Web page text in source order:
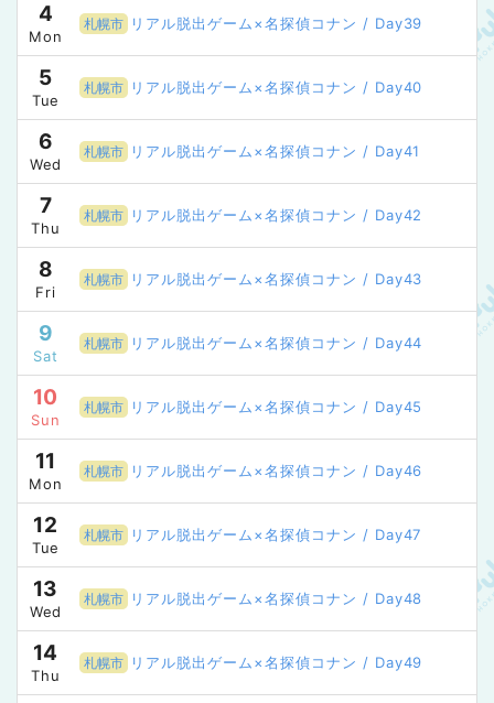
4
Mon
札幌市 リアル脱出ゲーム×名探偵コナン / Day39
5
Tue
札幌市 リアル脱出ゲーム×名探偵コナン / Day40
6
Wed
札幌市 リアル脱出ゲーム×名探偵コナン / Day41
7
Thu
札幌市 リアル脱出ゲーム×名探偵コナン / Day42
8
Fri
札幌市 リアル脱出ゲーム×名探偵コナン / Day43
9
Sat
札幌市 リアル脱出ゲーム×名探偵コナン / Day44
10
Sun
札幌市 リアル脱出ゲーム×名探偵コナン / Day45
11
Mon
札幌市 リアル脱出ゲーム×名探偵コナン / Day46
12
Tue
札幌市 リアル脱出ゲーム×名探偵コナン / Day47
13
Wed
札幌市 リアル脱出ゲーム×名探偵コナン / Day48
14
Thu
札幌市 リアル脱出ゲーム×名探偵コナン / Day49